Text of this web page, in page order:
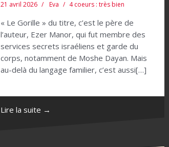
21 avril 2026 Eva 4 coeurs : très bien
« Le Gorille » du titre, c’est le père de
l’auteur, Ezer Manor, qui fut membre des
services secrets israéliens et garde du
corps, notamment de Moshe Dayan. Mais
au-delà du langage familier, c’est aussi[…]
Lire la suite →